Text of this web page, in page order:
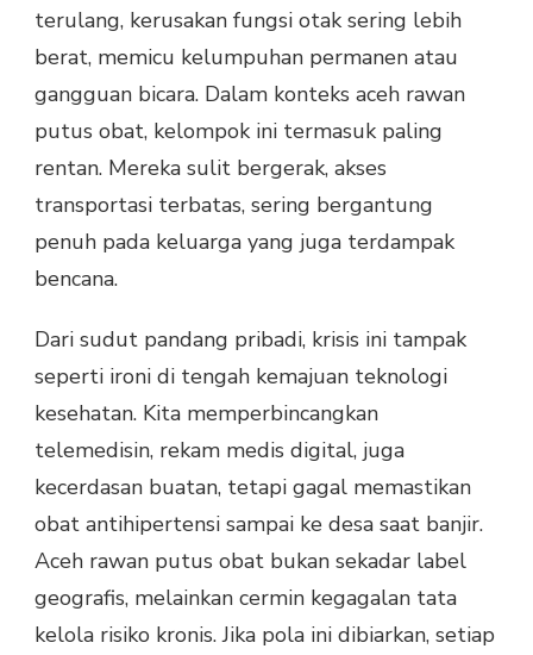
terulang, kerusakan fungsi otak sering lebih
berat, memicu kelumpuhan permanen atau
gangguan bicara. Dalam konteks aceh rawan
putus obat, kelompok ini termasuk paling
rentan. Mereka sulit bergerak, akses
transportasi terbatas, sering bergantung
penuh pada keluarga yang juga terdampak
bencana.
Dari sudut pandang pribadi, krisis ini tampak
seperti ironi di tengah kemajuan teknologi
kesehatan. Kita memperbincangkan
telemedisin, rekam medis digital, juga
kecerdasan buatan, tetapi gagal memastikan
obat antihipertensi sampai ke desa saat banjir.
Aceh rawan putus obat bukan sekadar label
geografis, melainkan cermin kegagalan tata
kelola risiko kronis. Jika pola ini dibiarkan, setiap